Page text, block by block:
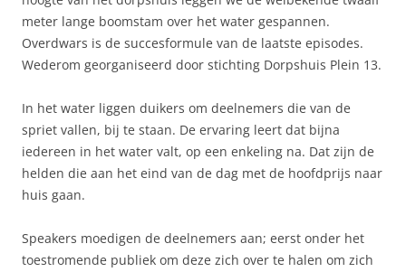
meter lange boomstam over het water gespannen.
Overdwars is de succesformule van de laatste episodes.
Wederom georganiseerd door stichting Dorpshuis Plein 13.
In het water liggen duikers om deelnemers die van de
spriet vallen, bij te staan. De ervaring leert dat bijna
iedereen in het water valt, op een enkeling na. Dat zijn de
helden die aan het eind van de dag met de hoofdprijs naar
huis gaan.
Speakers moedigen de deelnemers aan; eerst onder het
toestromende publiek om deze zich over te halen om zich